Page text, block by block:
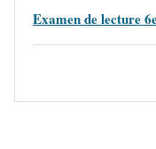
Examen de lecture